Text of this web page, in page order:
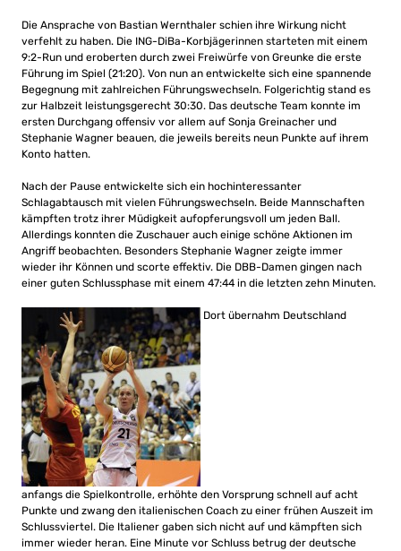
Die Ansprache von Bastian Wernthaler schien ihre Wirkung nicht
verfehlt zu haben. Die ING-DiBa-Korbjägerinnen starteten mit einem
9:2-Run und eroberten durch zwei Freiwürfe von Greunke die erste
Führung im Spiel (21:20). Von nun an entwickelte sich eine spannende
Begegnung mit zahlreichen Führungswechseln. Folgerichtig stand es
zur Halbzeit leistungsgerecht 30:30. Das deutsche Team konnte im
ersten Durchgang offensiv vor allem auf Sonja Greinacher und
Stephanie Wagner beauen, die jeweils bereits neun Punkte auf ihrem
Konto hatten.
Nach der Pause entwickelte sich ein hochinteressanter
Schlagabtausch mit vielen Führungswechseln. Beide Mannschaften
kämpften trotz ihrer Müdigkeit aufopferungsvoll um jeden Ball.
Allerdings konnten die Zuschauer auch einige schöne Aktionen im
Angriff beobachten. Besonders Stephanie Wagner zeigte immer
wieder ihr Können und scorte effektiv. Die DBB-Damen gingen nach
einer guten Schlussphase mit einem 47:44 in die letzten zehn Minuten.
Dort übernahm Deutschland
anfangs die Spielkontrolle, erhöhte den Vorsprung schnell auf acht
Punkte und zwang den italienischen Coach zu einer frühen Auszeit im
Schlussviertel. Die Italiener gaben sich nicht auf und kämpften sich
immer wieder heran. Eine Minute vor Schluss betrug der deutsche